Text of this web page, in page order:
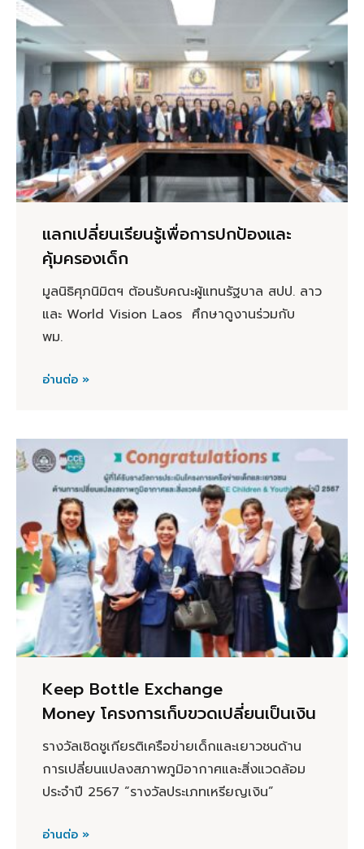
แลกเปลี่ยนเรียนรู้เพื่อการปกป้องและ
คุ้มครองเด็ก
มูลนิธิศุภนิมิตฯ ต้อนรับคณะผู้แทนรัฐบาล สปป. ลาว
และ World Vision Laos ศึกษาดูงานร่วมกับ
พม.
อ่านต่อ »
Keep Bottle Exchange
Money โครงการเก็บขวดเปลี่ยนเป็นเงิน
รางวัลเชิดชูเกียรติเครือข่ายเด็กและเยาวชนด้าน
การเปลี่ยนแปลงสภาพภูมิอากาศและสิ่งแวดล้อม
ประจำปี 2567 “รางวัลประเภทเหรียญเงิน”
อ่านต่อ »